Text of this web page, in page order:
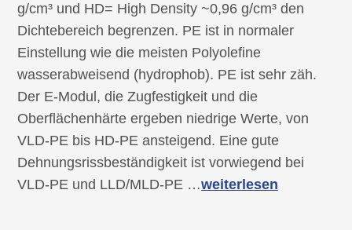
g/cm³ und HD= High Density ~0,96 g/cm³ den
Dichtebereich begrenzen. PE ist in normaler
Einstellung wie die meisten Polyolefine
wasserabweisend (hydrophob). PE ist sehr zäh.
Der E-Modul, die Zugfestigkeit und die
Oberflächenhärte ergeben niedrige Werte, von
VLD-PE bis HD-PE ansteigend. Eine gute
Dehnungsrissbeständigkeit ist vorwiegend bei
VLD-PE und LLD/MLD-PE …weiterlesen